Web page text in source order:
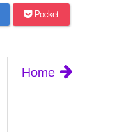
Pocket
Home